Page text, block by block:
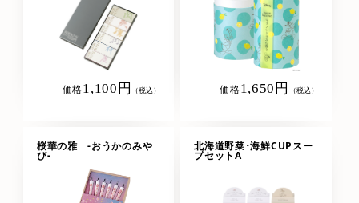
価格1,100円 （税込） 価格1,650円 （税込）
桜華の雅 -おうかのみや
び-
北海道野菜･海鮮CUPスー
プセットA